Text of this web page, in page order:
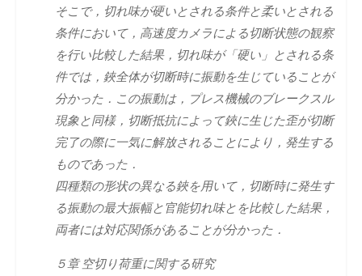
そこで，切れ味が硬いとされる条件と柔いとされる
条件において，高速度カメラによる切断状態の観察
を行い比較した結果，切れ味が「硬い」とされる条
件では，鋏全体が切断時に振動を生じていることが
分かった．この振動は，プレス機械のブレークスル
現象と同様，切断抵抗によって鋏に生じた歪が切断
完了の際に一気に解放されることにより，発生する
ものであった．
四種類の形状の異なる鋏を用いて，切断時に発生す
る振動の最大振幅と官能切れ味とを比較した結果，
両者には対応関係があることが分かった．
５章 空切り荷重に関する研究